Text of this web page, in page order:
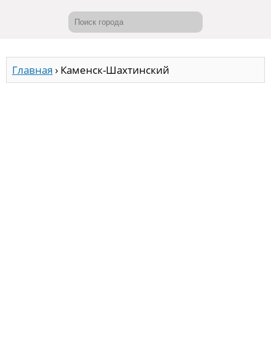
Главная › Каменск-Шахтинский